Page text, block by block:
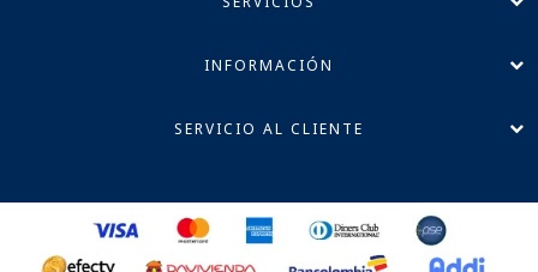
INFORMACIÓN
SERVICIO AL CLIENTE